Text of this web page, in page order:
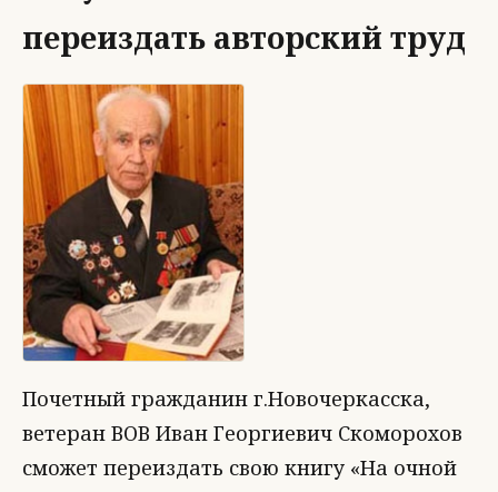
переиздать авторский труд
Почетный гражданин г.Новочеркасска,
ветеран ВОВ Иван Георгиевич Скоморохов
сможет переиздать свою книгу «На очной